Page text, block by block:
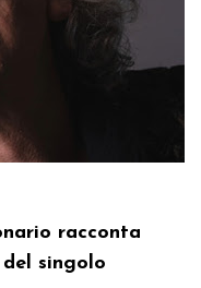
racconta
singolo